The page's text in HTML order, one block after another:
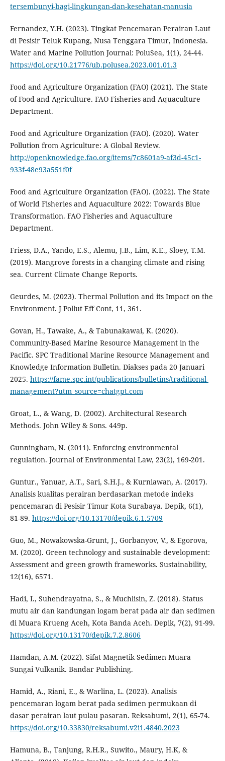
tersembunyi-bagi-lingkungan-dan-kesehatan-manusia
Fernandez, Y.H. (2023). Tingkat Pencemaran Perairan Laut
di Pesisir Teluk Kupang, Nusa Tenggara Timur, Indonesia.
Water and Marine Pollution Journal: PoluSea, 1(1), 24-44.
https://doi.org/10.21776/ub.polusea.2023.001.01.3
Food and Agriculture Organization (FAO) (2021). The State
of Food and Agriculture. FAO Fisheries and Aquaculture
Department.
Food and Agriculture Organization (FAO). (2020). Water
Pollution from Agriculture: A Global Review.
http://openknowledge.fao.org/items/7c8601a9-af3d-45c1-
933f-48e93a551f0f
Food and Agriculture Organization (FAO). (2022). The State
of World Fisheries and Aquaculture 2022: Towards Blue
Transformation. FAO Fisheries and Aquaculture
Department.
Friess, D.A., Yando, E.S., Alemu, J.B., Lim, K.E., Sloey, T.M.
(2019). Mangrove forests in a changing climate and rising
sea. Current Climate Change Reports.
Geurdes, M. (2023). Thermal Pollution and its Impact on the
Environment. J Pollut Eff Cont, 11, 361.
Govan, H., Tawake, A., & Tabunakawai, K. (2020).
Community-Based Marine Resource Management in the
Pacific. SPC Traditional Marine Resource Management and
Knowledge Information Bulletin. Diakses pada 20 Januari
2025. https://fame.spc.int/publications/bulletins/traditional-
management?utm_source=chatgpt.com
Groat, L., & Wang, D. (2002). Architectural Research
Methods. John Wiley & Sons. 449p.
Gunningham, N. (2011). Enforcing environmental
regulation. Journal of Environmental Law, 23(2), 169-201.
Guntur., Yanuar, A.T., Sari, S.H.J., & Kurniawan, A. (2017).
Analisis kualitas perairan berdasarkan metode indeks
pencemaran di Pesisir Timur Kota Surabaya. Depik, 6(1),
81-89. https://doi.org/10.13170/depik.6.1.5709
Guo, M., Nowakowska-Grunt, J., Gorbanyov, V., & Egorova,
M. (2020). Green technology and sustainable development:
Assessment and green growth frameworks. Sustainability,
12(16), 6571.
Hadi, I., Suhendrayatna, S., & Muchlisin, Z. (2018). Status
mutu air dan kandungan logam berat pada air dan sedimen
di Muara Krueng Aceh, Kota Banda Aceh. Depik, 7(2), 91-99.
https://doi.org/10.13170/depik.7.2.8606
Hamdan, A.M. (2022). Sifat Magnetik Sedimen Muara
Sungai Vulkanik. Bandar Publishing.
Hamid, A., Riani, E., & Warlina, L. (2023). Analisis
pencemaran logam berat pada sedimen permukaan di
dasar perairan laut pulau pasaran. Reksabumi, 2(1), 65-74.
https://doi.org/10.33830/reksabumi.v2i1.4840.2023
Hamuna, B., Tanjung, R.H.R., Suwito., Maury, H.K, &